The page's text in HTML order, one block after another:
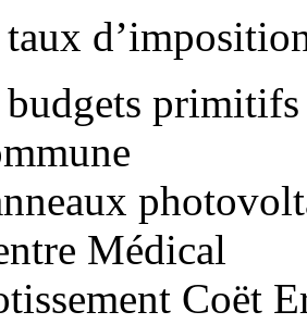
taux
budgets
Médical
Coët